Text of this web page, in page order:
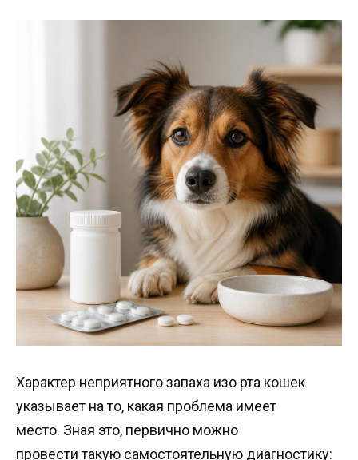
Характер неприятного запаха изо рта кошек
указывает на то, какая проблема имеет
место. Зная это, первично можно
провести такую самостоятельную диагностику: